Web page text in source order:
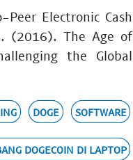
Electronic Cash
(2016). The Age of
the Global
DOGE SOFTWARE
DOGECOIN DI LAPTOP